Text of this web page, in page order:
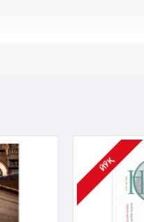
асосида чоп этилди.
ЙЎҚ